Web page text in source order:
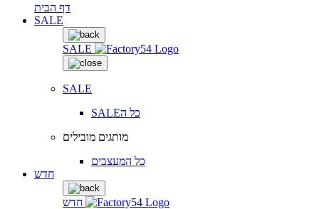
דף הבית
SALE
SALE
SALE
SALEכל ה
מותגים מובילים
כל המעצבים
חדש
חדש